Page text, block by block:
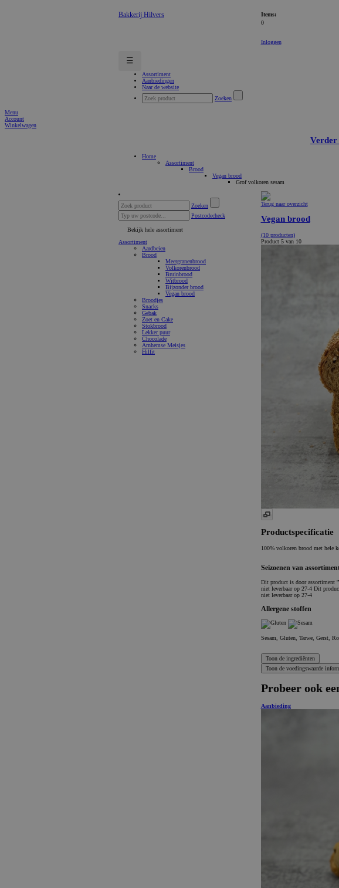
Bakkerij Hilvers
Items:
0
Inloggen
☰
Assortiment
Aanbiedingen
Naar de website
Zoeken
Menu
Account
Winkelwagen
Verder
Home
Assortiment
Brood
Vegan brood
Grof volkoren sesam
Zoeken
Postcodecheck
Bekijk hele assortiment
Assortiment
Aardbeien
Brood
Meergranenbrood
Volkorenbrood
Bruinbrood
Witbrood
Bijzonder brood
Vegan brood
Broodjes
Snacks
Gebak
Zoet en Cake
Stokbrood
Lekker puur
Chocolade
Arnhemse Meisjes
Hilfit
Terug naar overzicht
Vegan brood
(10 producten)
Product 5 van 10
Productspecificatie
100% volkoren brood met hele
Seizoenen van
Dit product isdoor assortiment
niet leverbaar op 27-4 Dit
niet leverbaar op 27-4
Allergene stoffen
Sesam, Gluten, Tarwe, Gerst,
Probeer ook
Aanbieding